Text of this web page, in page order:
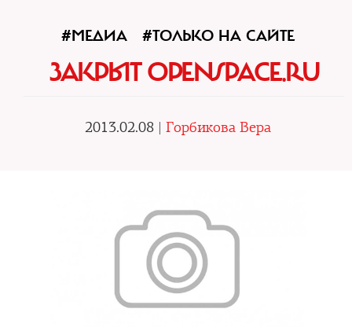
#МЕДИА #ТОЛЬКО НА САЙТЕ
ЗАКРЫТ OPENSPACE.RU
2013.02.08 | Горбикова Вера